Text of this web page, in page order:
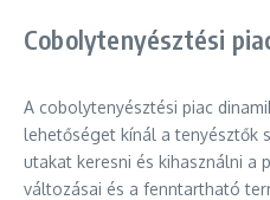
Cobolytenyésztési
A cobolytenyésztési piac
lehetőséget kínál a tenyésztők
utakat keresni és kihasználni a
változásai és a fenntartható